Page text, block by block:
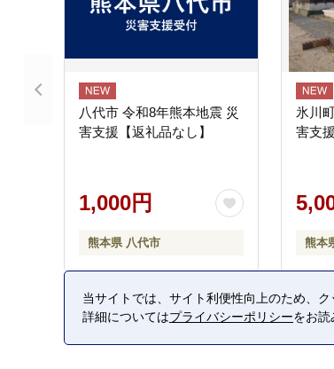
八代市 令和8年熊本地震 災
害支援【返礼品なし】
1,000円
熊本県 八代市
氷川
害支
熊本
当サイトでは、サイト利便性向上のため、
詳細についてはプライバシーポリシーをお読